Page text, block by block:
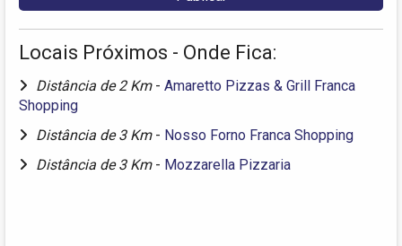
Locais Próximos - Onde Fica:
Distância de 2 Km - Amaretto Pizzas & Grill Franca
Shopping
Distância de 3 Km - Nosso Forno Franca Shopping
Distância de 3 Km - Mozzarella Pizzaria